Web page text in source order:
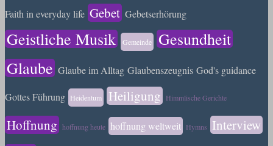
Faith in everyday life Gebet Gebetserhörung
Geistliche Musik Gemeinde
Gesundheit
Glaube Glaube im Alltag Glaubenszeugnis God's guidance
Gottes Führung Heidentum Heiligung Himmlische Gerichte
Hoffnung hoffnung heute hoffnung weltweit Hymns
Interview